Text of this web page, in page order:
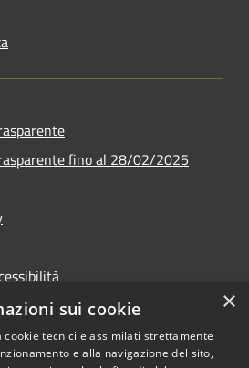
fino al 28/02/2025
×
sui cookie
cookie tecnici e assimilati strettamente
e alla navigazione del sito,